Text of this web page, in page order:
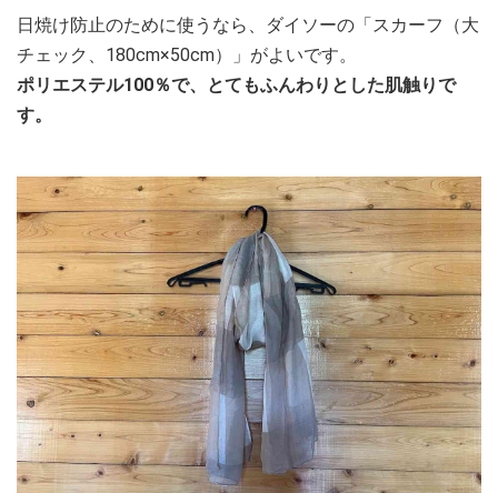
日焼け防止のために使うなら、ダイソーの「スカーフ（大
チェック、180cm×50cm）」がよいです。
ポリエステル100％で、とてもふんわりとした肌触りで
す。